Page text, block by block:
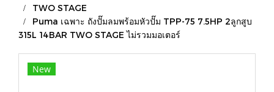
TWO STAGE
Puma เฉพาะ ถังปั๊มลมพร้อมหัวปั๊ม TPP-75 7.5HP 2ลูกสูบ
315L 14BAR TWO STAGE ไม่รวมมอเตอร์
New